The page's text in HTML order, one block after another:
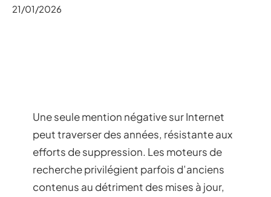
21/01/2026
Une seule mention négative sur Internet
peut traverser des années, résistante aux
efforts de suppression. Les moteurs de
recherche privilégient parfois d’anciens
contenus au détriment des mises à jour,